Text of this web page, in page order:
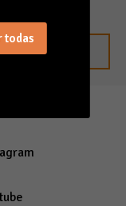
todas